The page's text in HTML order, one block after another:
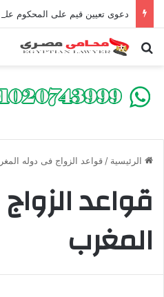
بحث عن
الرئيسية / قواعد الزواج فى دوله
قواعد
المغرب